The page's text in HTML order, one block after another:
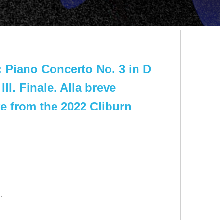
Piano Concerto No. 3 in D
Finale. Alla breve
from the 2022 Cliburn